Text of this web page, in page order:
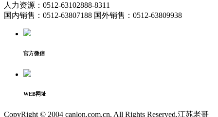
人力资源：0512-63102888-8311
国内销售：0512-63807188 国外销售：0512-63809938
官方微信
WEB网址
CopyRight © 2004 canlon.com.cn. All Rights Reserved.江苏老哥